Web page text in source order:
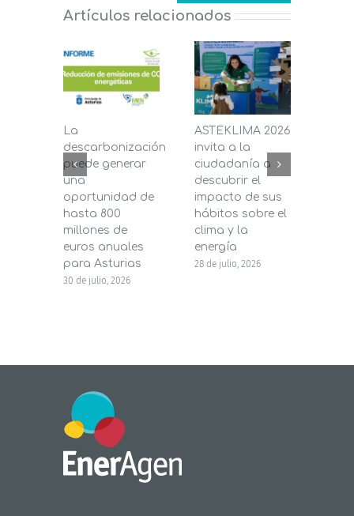
Artículos relacionados
La
descarbonización
puede generar
una
oportunidad de
hasta 800
millones de
euros anuales
para Asturias
30 de julio, 2026
ASTEKLIMA 2026
invita a la
ciudadanía a
descubrir el
impacto de sus
hábitos sobre el
clima y la
energía
28 de julio, 2026